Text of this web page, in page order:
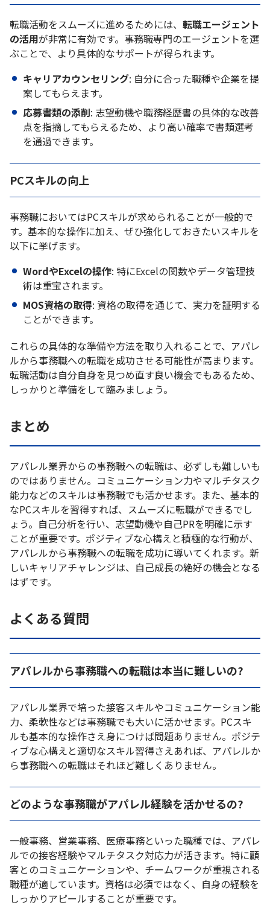
転職活動をスムーズに進めるためには、 転職エージェント
の活用が非常に有効です。事務職専門のエージェントを選
ぶことで、より具体的なサポートが得られます。
キャリアカウンセリング: 自分に合った職種や企業を提
案してもらえます。
応募書類の添削: 志望動機や職務経歴書の具体的な改善
点を指摘してもらえるため、より高い確率で書類選考
を通過できます。
PCスキルの向上
事務職においてはPCスキルが求められることが一般的で
す。基本的な操作に加え、ぜひ強化しておきたいスキルを
以下に挙げます。
WordやExcelの操作: 特にExcelの関数やデータ管理技
術は重宝されます。
MOS資格の取得: 資格の取得を通じて、実力を証明する
ことができます。
これらの具体的な準備や方法を取り入れることで、アパレ
ルから事務職への転職を成功させる可能性が高まります。
転職活動は自分自身を見つめ直す良い機会でもあるため、
しっかりと準備をして臨みましょう。
まとめ
アパレル業界からの事務職への転職は、必ずしも難しいも
のではありません。コミュニケーション力やマルチタスク
能力などのスキルは事務職でも活かせます。また、基本的
なPCスキルを習得すれば、スムーズに転職ができるでし
ょう。自己分析を行い、志望動機や自己PRを明確に示す
ことが重要です。ポジティブな心構えと積極的な行動が、
アパレルから事務職への転職を成功に導いてくれます。新
しいキャリアチャレンジは、自己成長の絶好の機会となる
はずです。
よくある質問
アパレルから事務職への転職は本当に難しいの?
アパレル業界で培った接客スキルやコミュニケーション能
力、柔軟性などは事務職でも大いに活かせます。PCスキ
ルも基本的な操作さえ身につけば問題ありません。ポジテ
ィブな心構えと適切なスキル習得さえあれば、アパレルか
ら事務職への転職はそれほど難しくありません。
どのような事務職がアパレル経験を活かせるの?
一般事務、営業事務、医療事務といった職種では、アパレ
ルでの接客経験やマルチタスク対応力が活きます。特に顧
客とのコミュニケーションや、チームワークが重視される
職種が適しています。資格は必須ではなく、自身の経験を
しっかりアピールすることが重要です。